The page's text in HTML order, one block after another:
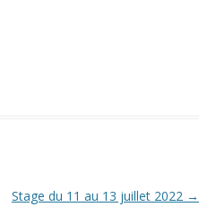
Stage du 11 au 13 juillet 2022 →